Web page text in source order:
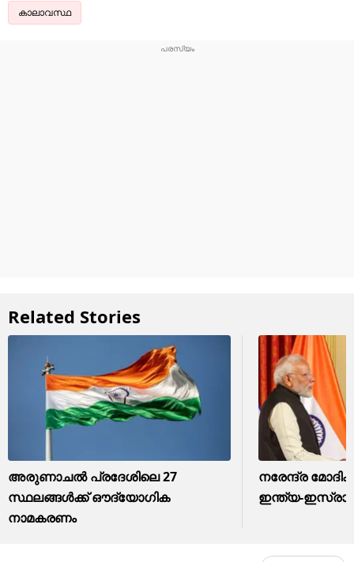
കാലാവസ്ഥ
Related Stories
അരുണാചൽ പ്രദേശിലെ 27
സ്ഥലങ്ങൾക്ക് ഔദ്യോഗിക
നാമകരണം
നരേന്ദ്ര
ഇന്ത്യ-